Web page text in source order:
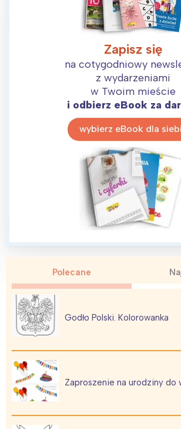
Zapisz się
na cotygodniowy
z wydarzeniami
w Twoim mieście
i odbierz eBook za
wybierz eBook dla
Polecane
Godło Polski. Kolorowanka
Zaproszenie na urodziny do
Interesują mnie
tego regionu:
Warszawa
Poznań
Wrocław
Śląsk